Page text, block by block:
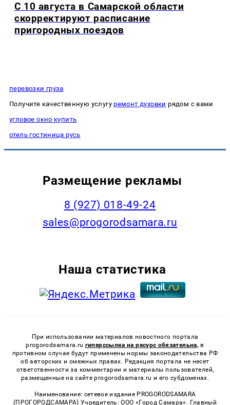
С 10 августа в Самарской области
скорректируют расписание
пригородных поездов
перевозки груза
Получите качественную услугуремонт духовки рядом с вами
угловое окно купить
отель гостиница русь
Размещение рекламы
8 (927) 018-49-24
sales@progorodsamara.ru
Наша статистика
При использовании материалов новостного портала
progorodsamara.ru гиперссылка на ресурс обязательна, в
противном случае будут применены нормы законодательства РФ
об авторских и смежных правах. Редакция портала не несет
ответственности за комментарии и материалы пользователей,
размещенные на сайте progorodsamara.ru и его субдоменах.
Наименование: сетевое издание PROGORODSAMARA
(ПРОГОРОДСАМАРА) Учредитель: ООО «Город Самара». Главный